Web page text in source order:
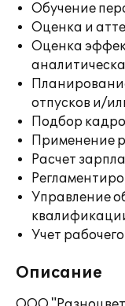
Обучение
Оценка и
Оценка
отпусков и/
Подбор
Применение
Расчет
Управление
Учет
Описание